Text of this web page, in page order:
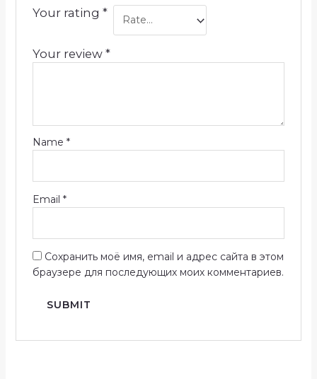
Your rating *
Your review *
Name *
Email *
Сохранить моё имя, email и адрес сайта в этом
браузере для последующих моих комментариев.